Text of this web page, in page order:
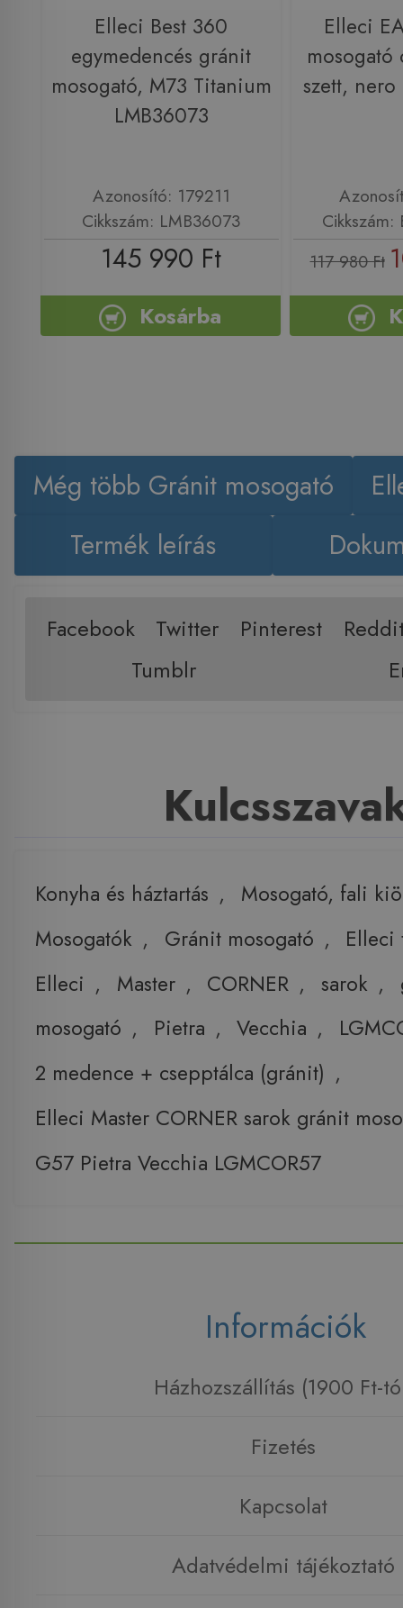
Elleci Best 360
egymedencés gránit
mosogató, M73 Titanium
LMB36073
Azonosító: 179211
Cikkszám: LMB36073
145 990 Ft
Kosárba
Elleci
szett, nero
Cikkszám:
117 980 Ft
Még több Gránit mosogató
Termék leírás
Facebook Twitter Pinterest
Tumblr
Konyha és háztartás ,
Mosogató, fali
Mosogatók , Gránit mosogató ,
Elleci
Elleci , Master , CORNER , sarok ,
mosogató , Pietra , Vecchia ,
2 medence + csepptálca (gránit) ,
Elleci Master CORNER sarok gránit
G57 Pietra Vecchia LGMCOR57
Információk
Házhozszállítás (1900 Ft-
Fizetés
Kapcsolat
Adatvédelmi tájékoztató